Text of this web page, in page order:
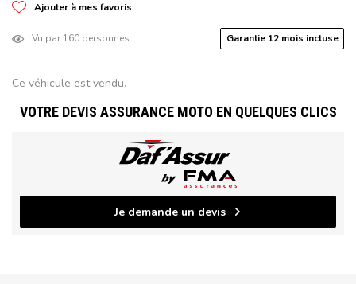
Ajouter à mes favoris
Vu par 160 personnes Garantie 12 mois incluse
Ce véhicule est vendu.
VOTRE DEVIS ASSURANCE MOTO EN QUELQUES CLICS
Je demande un devis